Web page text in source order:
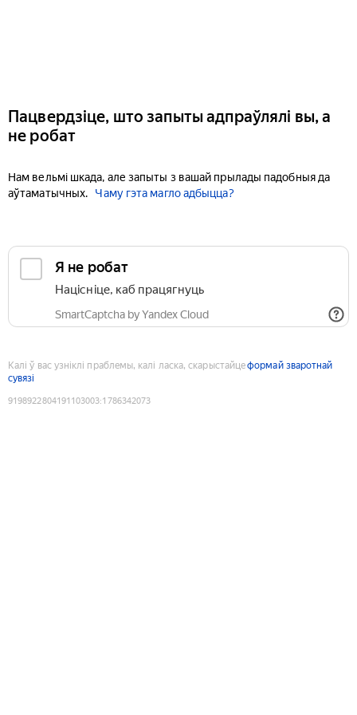
Пацвердзіце, што запыты адпраўлялі вы, а
не робат
Нам вельмі шкада, але запыты з вашай прылады падобныя да
аўтаматычных.
Чаму гэта магло адбыцца?
Я не робат
Націсніце, каб працягнуць
SmartCaptcha by Yandex Cloud
Калі ў вас узніклі праблемы, калі ласка, скарыстайцеформай зваротнай
сувязі
9198922804191103003:1786342073